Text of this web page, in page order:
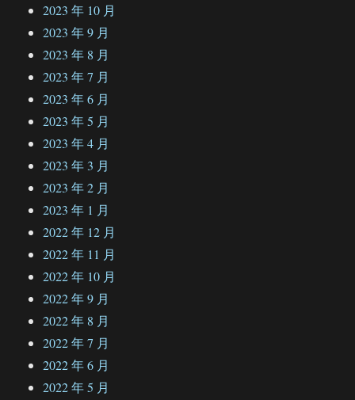
2023 年 10 月
2023 年 9 月
2023 年 8 月
2023 年 7 月
2023 年 6 月
2023 年 5 月
2023 年 4 月
2023 年 3 月
2023 年 2 月
2023 年 1 月
2022 年 12 月
2022 年 11 月
2022 年 10 月
2022 年 9 月
2022 年 8 月
2022 年 7 月
2022 年 6 月
2022 年 5 月